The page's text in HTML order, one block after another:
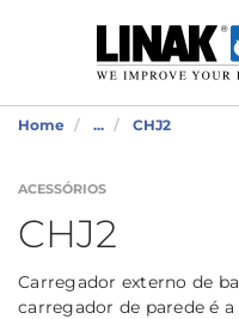
Home ... CHJ2
ACESSÓRIOS
CHJ2
Carregador externo de
carregador de parede é